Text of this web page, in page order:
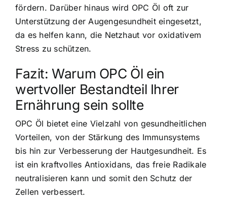
fördern. Darüber hinaus wird OPC Öl oft zur
Unterstützung der Augengesundheit eingesetzt,
da es helfen kann, die Netzhaut vor oxidativem
Stress zu schützen.
Fazit: Warum OPC Öl ein
wertvoller Bestandteil Ihrer
Ernährung sein sollte
OPC Öl bietet eine Vielzahl von gesundheitlichen
Vorteilen, von der Stärkung des Immunsystems
bis hin zur Verbesserung der Hautgesundheit. Es
ist ein kraftvolles Antioxidans, das freie Radikale
neutralisieren kann und somit den Schutz der
Zellen verbessert.